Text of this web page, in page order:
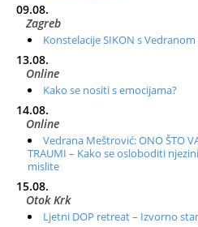
09.08.
Zagreb
Konstelacije SIKON s
13.08.
Online
Kako se nositi s emocijama?
14.08.
Online
Vedrana Meštrović: ONO ŠTO
TRAUMI – Kako se osloboditi
mislite
15.08.
Otok Krk
Ljetni DOP retreat – Izvorno